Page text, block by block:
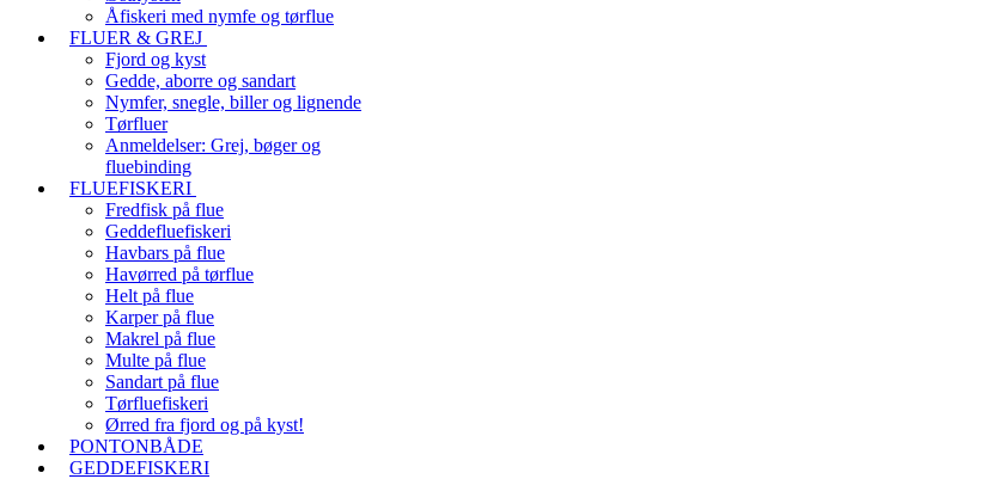
Åfiskeri med nymfe og tørflue
FLUER & GREJ
Fjord og kyst
Gedde, aborre og sandart
Nymfer, snegle, biller og lignende
Tørfluer
Anmeldelser: Grej, bøger og
fluebinding
FLUEFISKERI
Fredfisk på flue
Geddefluefiskeri
Havbars på flue
Havørred på tørflue
Helt på flue
Karper på flue
Makrel på flue
Multe på flue
Sandart på flue
Tørfluefiskeri
Ørred fra fjord og på kyst!
PONTONBÅDE
GEDDEFISKERI